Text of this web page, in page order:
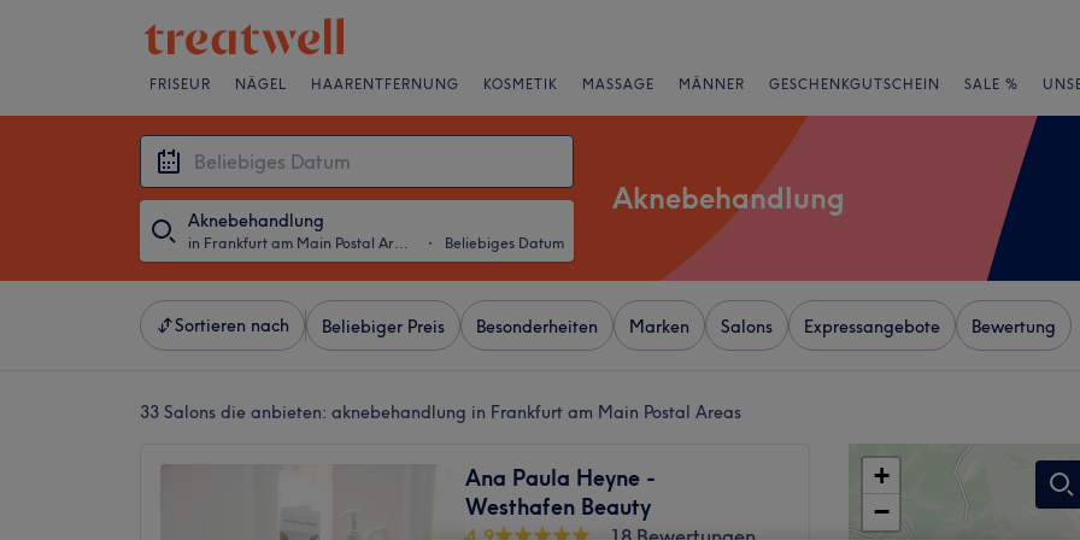
FRISEUR NÄGEL HAARENTFERNUNG KOSMETIK MASSAGE MÄNNER GESCHENKGUTSCHEIN SALE %
Aknebehandlung
in Frankfurt am Main Postal Areas ・ Beliebiges Datum
Aknebehandlung
Sortieren nach Beliebiger Preis Besonderheiten Marken Salons Expressangebote Bewertung
33 Salons die anbieten: aknebehandlung in Frankfurt am Main Postal Areas
Ana Paula Heyne -
Westhafen Beauty
+
−